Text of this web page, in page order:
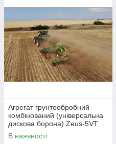
Агрегат грунтообробний
комбінований (універсальна
дискова борона) Zeus-5VT
Verti-till з ножовими котками
"Велес-Агро", ширина 5 м
В наявності